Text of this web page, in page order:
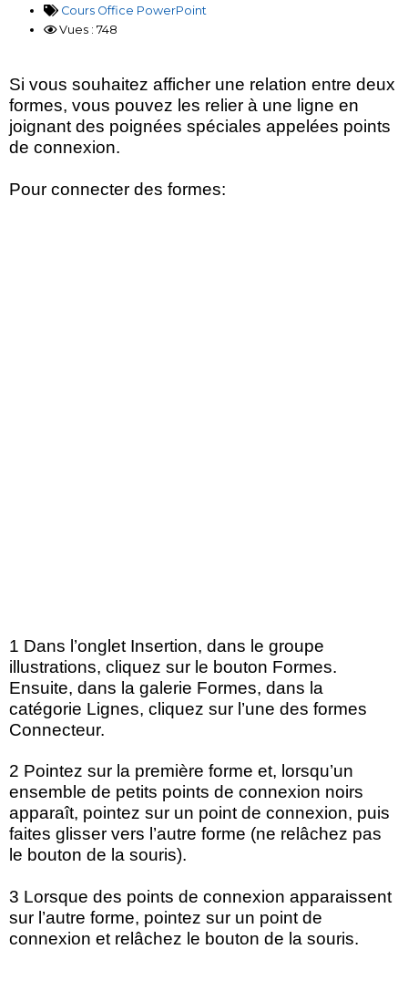
Cours Office PowerPoint
Vues : 748
Si vous souhaitez afficher une relation entre deux
formes, vous pouvez les relier à une ligne en
joignant des poignées spéciales appelées points
de connexion.
Pour connecter des formes:
1 Dans l’onglet Insertion, dans le groupe
illustrations, cliquez sur le bouton Formes.
Ensuite, dans la galerie Formes, dans la
catégorie Lignes, cliquez sur l’une des formes
Connecteur.
2 Pointez sur la première forme et, lorsqu’un
ensemble de petits points de connexion noirs
apparaît, pointez sur un point de connexion, puis
faites glisser vers l’autre forme (ne relâchez pas
le bouton de la souris).
3 Lorsque des points de connexion apparaissent
sur l’autre forme, pointez sur un point de
connexion et relâchez le bouton de la souris.